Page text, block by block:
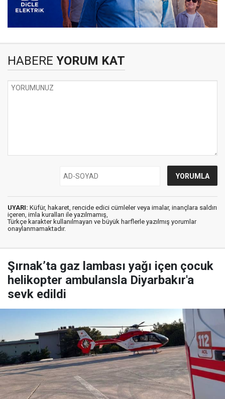
HABERE YORUM KAT
UYARI: Küfür, hakaret, rencide edici cümleler veya imalar, inançlara saldırı
içeren, imla kuralları ile yazılmamış,
Türkçe karakter kullanılmayan ve büyük harflerle yazılmış yorumlar
onaylanmamaktadır.
Şırnak’ta gaz lambası yağı içen çocuk
helikopter ambulansla Diyarbakır'a
sevk edildi